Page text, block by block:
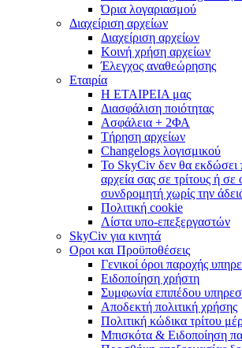
Όρια λογαριασμού
Διαχείριση αρχείων
Διαχείριση αρχείων
Κοινή χρήση αρχείων
Έλεγχος αναθεώρησης
Εταιρία
Η ΕΤΑΙΡΕΙΑ μας
Διασφάλιση ποιότητας
Ασφάλεια + 2ΦΑ
Τήρηση αρχείων
Changelogs λογισμικού
Το SkyCiv δεν θα εκδώσει
αρχεία σας σε τρίτους ή
συνδρομητή χωρίς την
Πολιτική cookie
Λίστα υπο-επεξεργαστών
SkyCiv για κινητά
Οροι και Προϋποθέσεις
Γενικοί όροι παροχής
Ειδοποίηση χρήστη
Συμφωνία επιπέδου
Αποδεκτή πολιτική χρήσης
Πολιτική κώδικα τρίτου
Μπισκότα & Ειδοποίηση